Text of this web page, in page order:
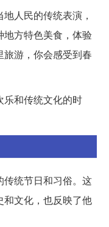
人民的传统表演，
方特色美食，体验
游，你会感受到春
乐和传统文化的时
统节日和习俗。这
文化，也反映了他